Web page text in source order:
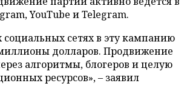
YouTube и Telegram.
социальных сетях в эту кампанию
долларов. Продвижение
алгоритмы, блогеров и целую
ресурсов», – заявил